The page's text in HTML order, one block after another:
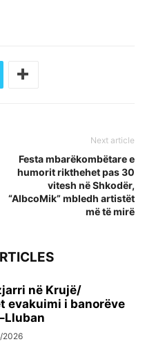
Next article
Festa mbarëkombëtare e
humorit rikthehet pas 30
vitesh në Shkodër,
“AlbcoMik” mbledh artistët
më të mirë
në Krujë/
evakuimi i banorëve
2026